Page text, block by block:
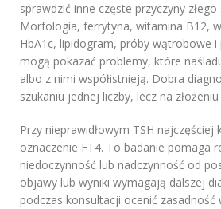
sprawdzić inne częste przyczyny
Morfologia, ferrytyna, witamina B12,
HbA1c, lipidogram, próby wątrobowe
mogą pokazać problemy, które
albo z nimi współistnieją. Dobra
szukaniu jednej liczby, lecz na
Przy nieprawidłowym TSH
oznaczenie FT4. To badanie pomaga
niedoczynność lub nadczynność od
objawy lub wyniki wymagają dalszej
podczas konsultacji ocenić zasadność